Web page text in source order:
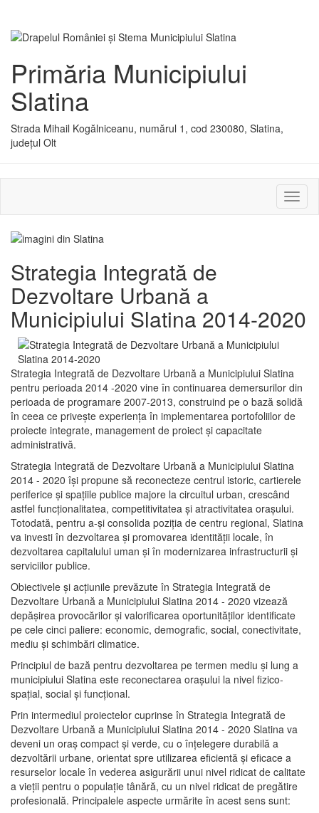
Primăria Municipiului
Slatina
Strada Mihail Kogălniceanu, numărul 1, cod 230080, Slatina,
județul Olt
sau
Strategia Integrată de
Dezvoltare Urbană a
Municipiului Slatina 2014-2020
Strategia Integrată de Dezvoltare Urbană a Municipiului Slatina
pentru perioada 2014 -2020 vine în continuarea demersurilor din
perioada de programare 2007-2013, construind pe o bază solidă
în ceea ce priveşte experienţa în implementarea portofoliilor de
proiecte integrate, management de proiect și capacitate
administrativă.
Strategia Integrată de Dezvoltare Urbană a Municipiului Slatina
2014 - 2020 își propune să reconecteze centrul istoric, cartierele
periferice şi spaţiile publice majore la circuitul urban, crescând
astfel funcţionalitatea, competitivitatea şi atractivitatea oraşului.
Totodată, pentru a-şi consolida poziţia de centru regional, Slatina
va investi în dezvoltarea şi promovarea identităţii locale, în
dezvoltarea capitalului uman şi în modernizarea infrastructurii şi
serviciilor publice.
Obiectivele şi acţiunile prevăzute în Strategia Integrată de
Dezvoltare Urbană a Municipiului Slatina 2014 - 2020 vizează
depășirea provocărilor şi valorificarea oportunităţilor identificate
pe cele cinci paliere: economic, demografic, social, conectivitate,
mediu şi schimbări climatice.
Principiul de bază pentru dezvoltarea pe termen mediu şi lung a
municipiului Slatina este reconectarea oraşului la nivel fizico-
spaţial, social şi funcţional.
Prin intermediul proiectelor cuprinse în Strategia Integrată de
Dezvoltare Urbană a Municipiului Slatina 2014 - 2020 Slatina va
deveni un oraş compact şi verde, cu o înţelegere durabilă a
dezvoltării urbane, orientat spre utilizarea eficientă şi eficace a
resurselor locale în vederea asigurării unui nivel ridicat de calitate
a vieţii pentru o populaţie tânără, cu un nivel ridicat de pregătire
profesională. Principalele aspecte urmărite în acest sens sunt: